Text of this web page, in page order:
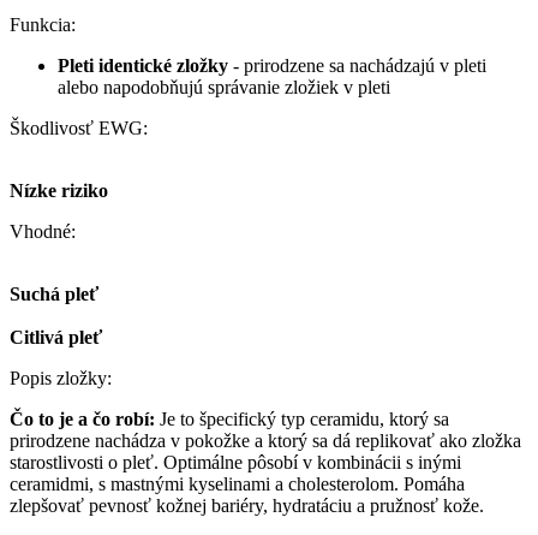
Funkcia:
Pleti identické zložky - prirodzene sa nachádzajú v pleti
alebo napodobňujú správanie zložiek v pleti
Škodlivosť EWG:
Nízke riziko
Vhodné:
Suchá pleť
Citlivá pleť
Popis zložky:
Čo to je a čo robí: Je to špecifický typ ceramidu, ktorý sa
prirodzene nachádza v pokožke a ktorý sa dá replikovať ako zložka
starostlivosti o pleť. Optimálne pôsobí v kombinácii s inými
ceramidmi, s mastnými kyselinami a cholesterolom. Pomáha
zlepšovať pevnosť kožnej bariéry, hydratáciu a pružnosť kože.